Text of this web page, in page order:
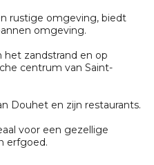
rustige omgeving, biedt
omgeving.
zandstrand en op
centrum van Saint-
Douhet en zijn restaurants.
voor een gezellige
erfgoed.